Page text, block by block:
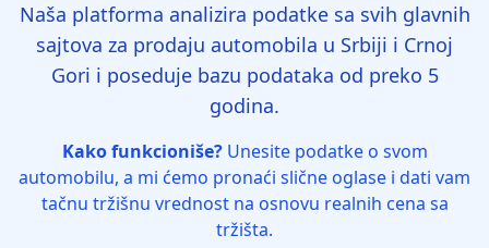
Naša platforma analizira podatke sa svih glavnih
sajtova za prodaju automobila u Srbiji i Crnoj
Gori i poseduje bazu podataka od preko 5
godina.
Kako funkcioniše?Unesite podatke o svom
automobilu, a mi ćemo pronaći slične oglase i dati vam
tačnu tržišnu vrednost na osnovu realnih cena sa
tržišta.